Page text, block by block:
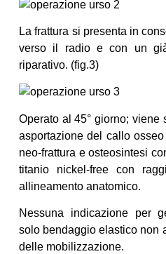
La frattura si presenta in
verso il radio e con un
riparativo. (fig.3)
Operato al 45° giorno; viene
asportazione del callo
neo-frattura e osteosintesi
titanio nickel-free con
allineamento anatomico.
Nessuna indicazione per
solo bendaggio elastico non
delle mobilizzazione.